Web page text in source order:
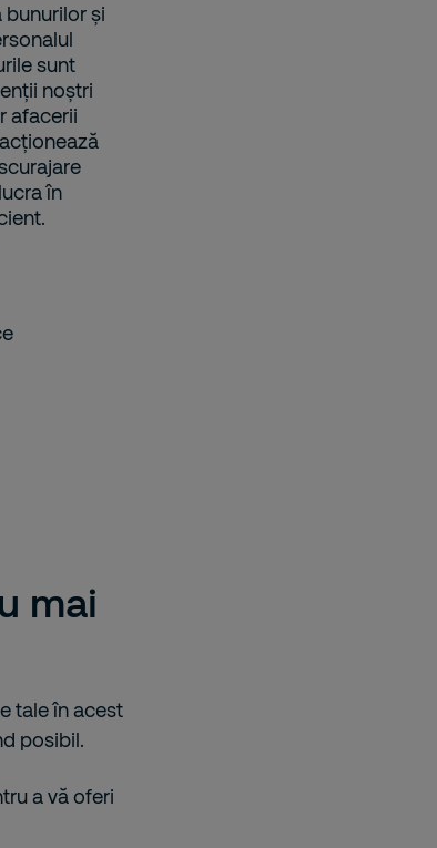
bunurilor și
sunt
noștri
afacerii
în
mai
tale în acest
posibil.
a vă oferi